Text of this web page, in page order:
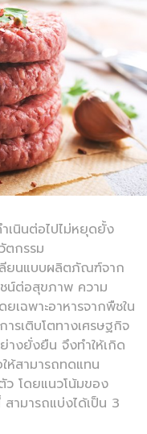
เนินต่อไปไม่หยุดยั้ง
กรรม
ลียนแบบผลิตภัณฑ์จาก
น์ต่อสุขภาพ ความ
เฉพาะอาหารจากพืชใน
รเติบโตทางเศรษฐกิจ
างยั่งยืน จึงทำให้เกิด
ห้สามารถทดแทน
โดยแนวโน้มของ
ามารถแบ่งได้เป็น 3